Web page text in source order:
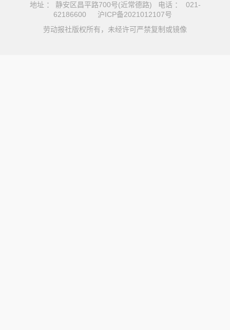
地址 ： 静安区昌平路700号(近常德路) 电话 ： 021-
62186600
沪ICP备2021012107号
劳动报社版权所有，未经许可严禁复制或镜像